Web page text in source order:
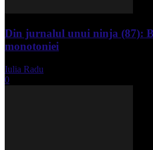
Din jurnalul unui ninja (87):
monotoniei
Iulia Radu
0